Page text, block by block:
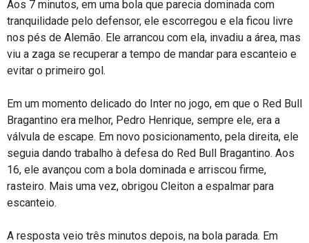
Aos 7 minutos, em uma bola que parecia dominada com
tranquilidade pelo defensor, ele escorregou e ela ficou livre
nos pés de Alemão. Ele arrancou com ela, invadiu a área, mas
viu a zaga se recuperar a tempo de mandar para escanteio e
evitar o primeiro gol.
Em um momento delicado do Inter no jogo, em que o Red Bull
Bragantino era melhor, Pedro Henrique, sempre ele, era a
válvula de escape. Em novo posicionamento, pela direita, ele
seguia dando trabalho à defesa do Red Bull Bragantino. Aos
16, ele avançou com a bola dominada e arriscou firme,
rasteiro. Mais uma vez, obrigou Cleiton a espalmar para
escanteio.
A resposta veio três minutos depois, na bola parada. Em